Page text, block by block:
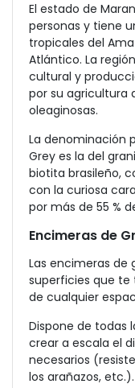
El estado de
personas y tiene
tropicales del
Atlántico. La
cultural y
por su agricultura
oleaginosas.
La denominación
Grey es la del
biotita brasileño,
con la curiosa
por más de 55 %
Encimeras de
Las encimeras de
superficies que te
de cualquier
Dispone de todas
crear a escala el
necesarios
los arañazos,